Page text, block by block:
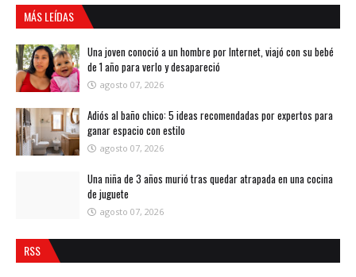
MÁS LEÍDAS
Una joven conoció a un hombre por Internet, viajó con su bebé
de 1 año para verlo y desapareció
agosto 07, 2026
Adiós al baño chico: 5 ideas recomendadas por expertos para
ganar espacio con estilo
agosto 07, 2026
Una niña de 3 años murió tras quedar atrapada en una cocina
de juguete
agosto 07, 2026
RSS